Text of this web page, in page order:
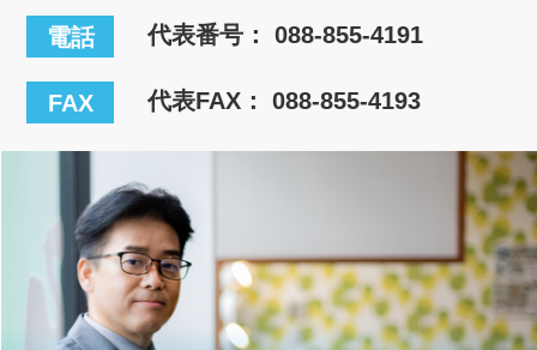
電話 代表番号：088-855-4191
FAX 代表FAX： 088-855-4193